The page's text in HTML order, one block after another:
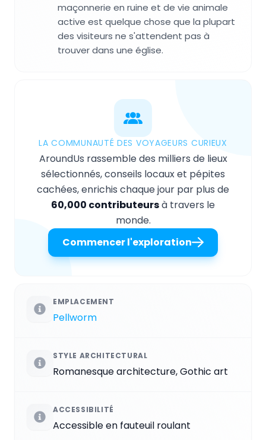
maçonnerie en ruine et de vie animale
active est quelque chose que la plupart
des visiteurs ne s'attendent pas à
trouver dans une église.
LA COMMUNAUTÉ DES VOYAGEURS CURIEUX
AroundUs rassemble des milliers de lieux
sélectionnés, conseils locaux et pépites
cachées, enrichis chaque jour par plus de
60,000 contributeursà travers le
monde.
Commencer l'exploration
EMPLACEMENT
Pellworm
STYLE ARCHITECTURAL
Romanesque architecture, Gothic art
ACCESSIBILITÉ
Accessible en fauteuil roulant